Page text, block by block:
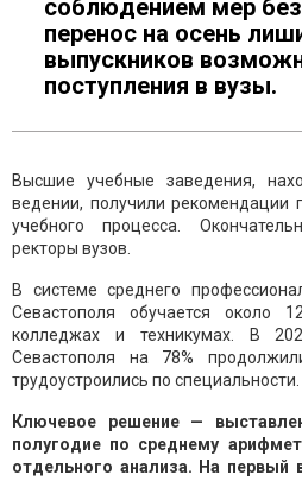
соблюдением мер
перенос на осень
выпускников
поступления в вузы.
Высшие учебные заведения,
ведении, получили рекомендации
учебного процесса.
ректоры вузов.
В системе среднего
Севастополя обучается около
колледжах и техникумах. В
Севастополя на 78%
трудоустроились по специальности.
Ключевое решение —
полугодие по среднему
отдельного анализа. На первый